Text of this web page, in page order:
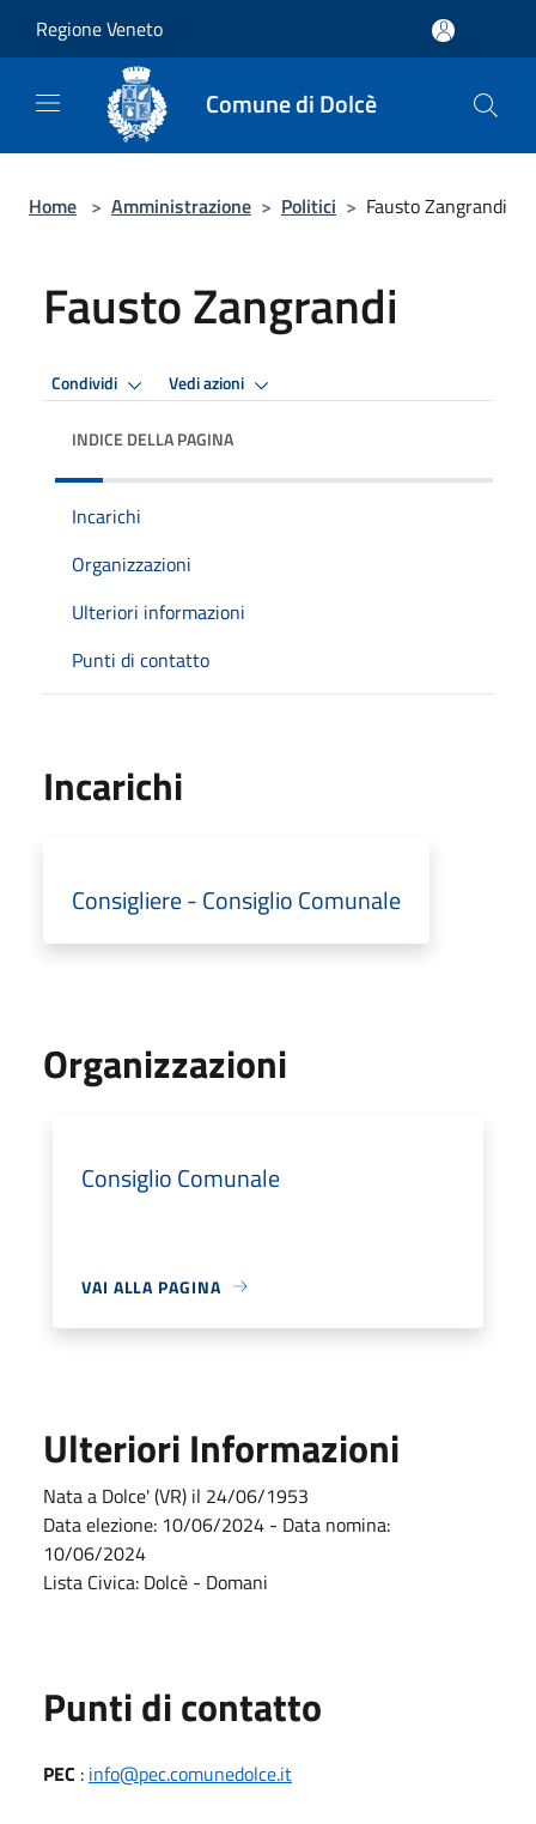
Regione Veneto
Comune di Dolcè
Home > Amministrazione > Politici > Fausto Zangrandi
Fausto Zangrandi
Condividi Vedi azioni
INDICE DELLA PAGINA
Incarichi
Organizzazioni
Ulteriori informazioni
Punti di contatto
Incarichi
Consigliere - Consiglio Comunale
Organizzazioni
Consiglio Comunale
VAI ALLA PAGINA
Ulteriori Informazioni
Nata a Dolce' (VR) il 24/06/1953
Data elezione: 10/06/2024 - Data nomina:
10/06/2024
Lista Civica: Dolcè - Domani
Punti di contatto
PEC : info@pec.comunedolce.it